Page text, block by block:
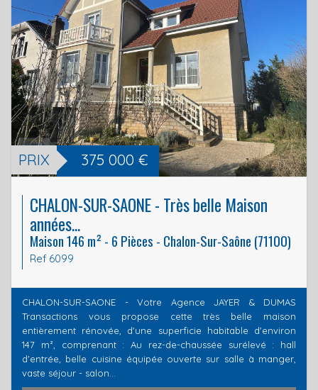
PRIX 375 000 €
CHALON-SUR-SAONE - Très belle Maison
années...
Maison 146 m² - 6 Pièces - Chalon-Sur-Saône (71100)
Ref 6099
CHALON-SUR-SAONE - Votre Agence JAYER & DUMAS
Transactions vous propose cette très belle maison
entièrement rénovée, d'une superficie habitable d'environ
147 m², comprenant : Au rez-de-chaussée surélevé : hall
d'entrée, belle cuisine équipée ouverte sur salle à manger,
vaste séjour - salon...